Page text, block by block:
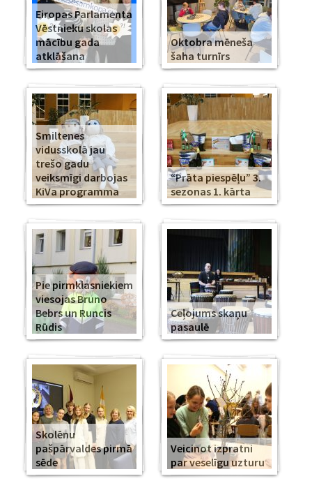
Eiropas Parlamenta
Vēstnieku skolas
mācību gada
atklāšana
Oktobra mēneša
šaha turnīrs
Smiltenes
vidusskolā jau
trešo gadu
veiksmīgi darbojas
KiVa programma
“Prāta piespēļu” 3.
sezonas 1. kārta
Pie pirmklasniekiem
viesojas Bruno
Bebrs un Runcis
Rūdis
Ceļojums skaņu
pasaulē
Skolēnu
pašpārvaldes pirmā
sēde
Veicinot izpratni
par veselīgu uzturu